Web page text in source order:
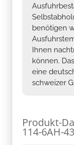
benötigen
Ihnen
können.
eine
schweizer
Produkt-
114-6AH-